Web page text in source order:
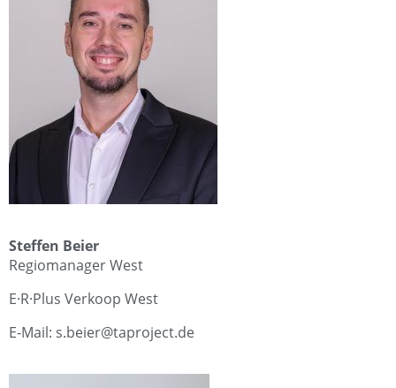
Steffen Beier
Regiomanager West
E·R·Plus Verkoop West
E-Mail: s.beier@taproject.de